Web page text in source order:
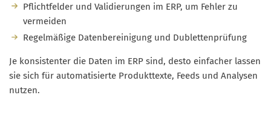
Pflichtfelder und Validierungen im ERP, um Fehler zu
vermeiden
Regelmäßige Datenbereinigung und Dublettenprüfung
Je konsistenter die Daten im ERP sind, desto einfacher lassen
sie sich für automatisierte Produkttexte, Feeds und Analysen
nutzen.